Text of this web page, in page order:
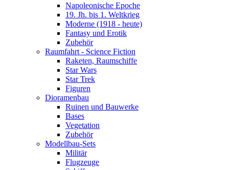
Napoleonische Epoche
19. Jh. bis 1. Weltkrieg
Moderne (1918 - heute)
Fantasy und Erotik
Zubehör
Raumfahrt - Science Fiction
Raketen, Raumschiffe
Star Wars
Star Trek
Figuren
Dioramenbau
Ruinen und Bauwerke
Bases
Vegetation
Zubehör
Modellbau-Sets
Militär
Flugzeuge